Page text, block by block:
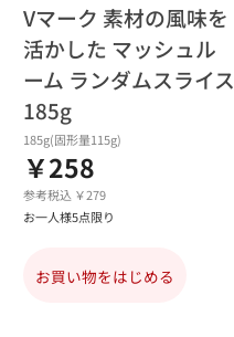
Vマーク 素材の風味を
活かした マッシュル
ーム ランダムスライス
185g
185g(固形量115g)
￥258
参考税込 ￥279
お一人様5点限り
お買い物をはじめる